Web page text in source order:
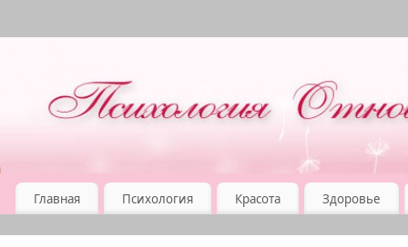
Главная Психология Красота Здоровье